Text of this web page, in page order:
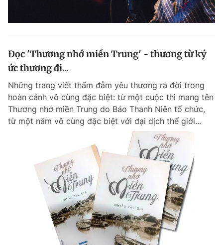
Đọc 'Thương nhớ miền Trung' - thương từ ký
ức thương đi...
Những trang viết thấm đẫm yêu thương ra đời trong
hoàn cảnh vô cùng đặc biệt: từ một cuộc thi mang tên
Thương nhớ miền Trung do Báo Thanh Niên tổ chức,
từ một năm vô cùng đặc biệt với đại dịch thế giới...